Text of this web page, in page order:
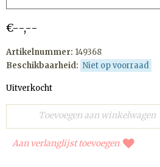
€--,--
Artikelnummer: 149368
Beschikbaarheid: Niet op voorraad
Uitverkocht
Aan verlanglijst toevoegen